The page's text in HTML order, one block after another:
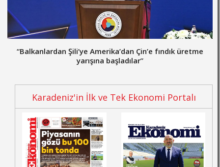
“Balkanlardan Şili’ye Amerika’dan Çin’e fındık üretme
yarışına başladılar”
Karadeniz'in İlk ve Tek Ekonomi Portalı